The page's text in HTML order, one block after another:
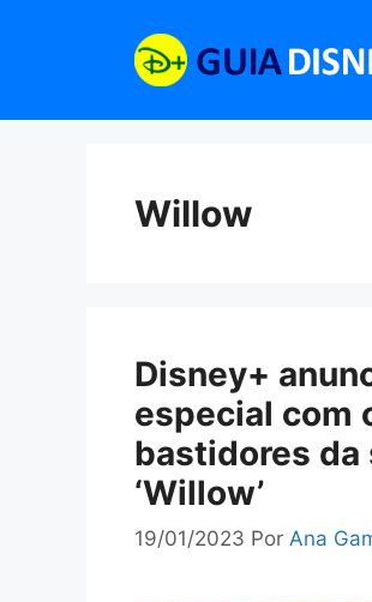
Willow
Disney+
especial com
bastidores da
‘Willow’
19/01/2023 Por Ana